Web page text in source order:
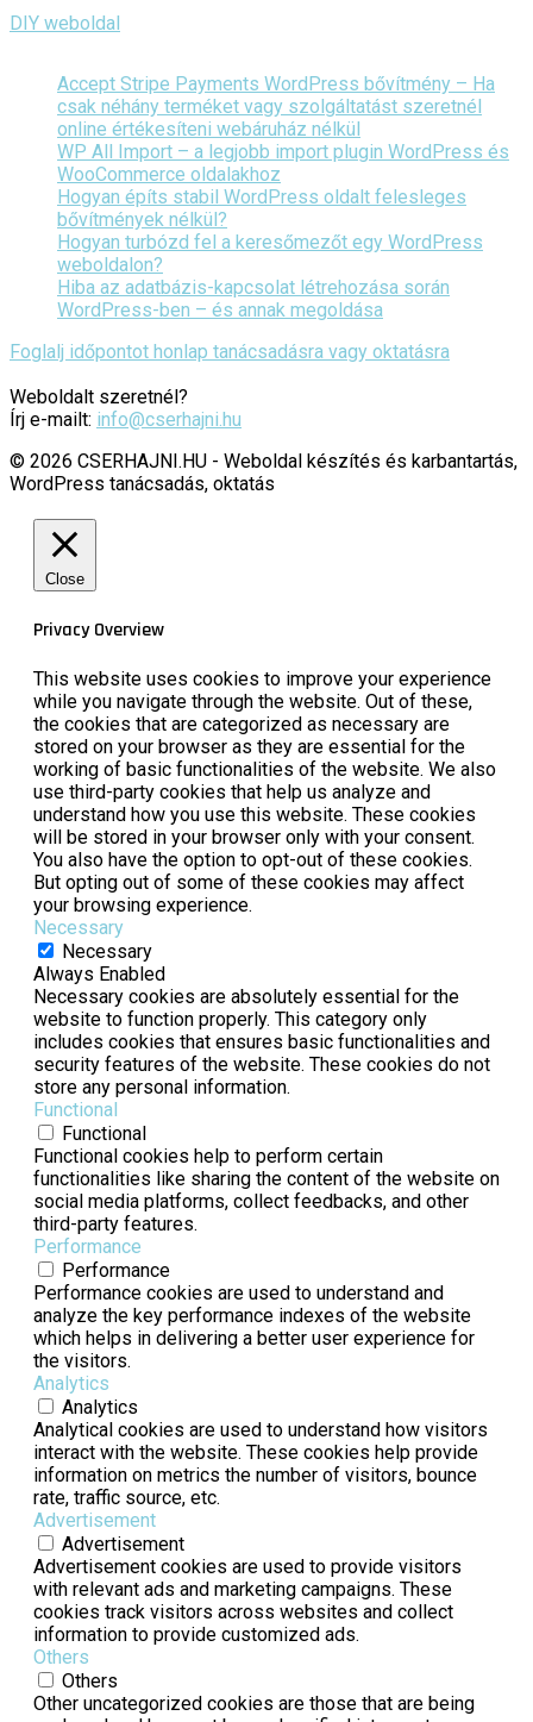
DIY weboldal
Accept Stripe Payments WordPress bővítmény – Ha
csak néhány terméket vagy szolgáltatást szeretnél
online értékesíteni webáruház nélkül
WP All Import – a legjobb import plugin WordPress és
WooCommerce oldalakhoz
Hogyan építs stabil WordPress oldalt felesleges
bővítmények nélkül?
Hogyan turbózd fel a keresőmezőt egy WordPress
weboldalon?
Hiba az adatbázis-kapcsolat létrehozása során
WordPress-ben – és annak megoldása
Foglalj időpontot honlap tanácsadásra vagy oktatásra
Weboldalt szeretnél?
Írj e-mailt: info@cserhajni.hu
© 2026 CSERHAJNI.HU - Weboldal készítés és karbantartás,
WordPress tanácsadás, oktatás
Close
Privacy Overview
This website uses cookies to improve your experience
while you navigate through the website. Out of these,
the cookies that are categorized as necessary are
stored on your browser as they are essential for the
working of basic functionalities of the website. We also
use third-party cookies that help us analyze and
understand how you use this website. These cookies
will be stored in your browser only with your consent.
You also have the option to opt-out of these cookies.
But opting out of some of these cookies may affect
your browsing experience.
Necessary
Necessary
Always Enabled
Necessary cookies are absolutely essential for the
website to function properly. This category only
includes cookies that ensures basic functionalities and
security features of the website. These cookies do not
store any personal information.
Functional
Functional
Functional cookies help to perform certain
functionalities like sharing the content of the website on
social media platforms, collect feedbacks, and other
third-party features.
Performance
Performance
Performance cookies are used to understand and
analyze the key performance indexes of the website
which helps in delivering a better user experience for
the visitors.
Analytics
Analytics
Analytical cookies are used to understand how visitors
interact with the website. These cookies help provide
information on metrics the number of visitors, bounce
rate, traffic source, etc.
Advertisement
Advertisement
Advertisement cookies are used to provide visitors
with relevant ads and marketing campaigns. These
cookies track visitors across websites and collect
information to provide customized ads.
Others
Others
Other uncategorized cookies are those that are being